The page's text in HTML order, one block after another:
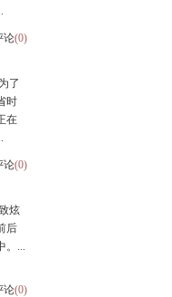
论(0)
为了
时
在
论(0)
炫
后
。...
论(0)